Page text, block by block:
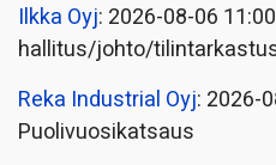
Ilkka Oyj: 2026-08-06
hallitus/johto/
Reka Industrial Oyj: 2026-
Puolivuosikatsaus